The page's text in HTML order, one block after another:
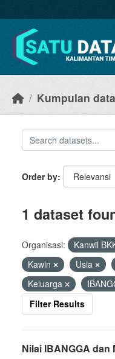
Kumpulan data
Order by
1 dataset
Organisasi: Kanwil
Kawin
Usia
Keluarga
Filter Results
Nilai IBANGGA dan